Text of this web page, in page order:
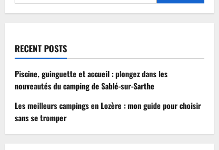
choisir
sans
RECENT POSTS
Piscine, guinguette et accueil : plongez dans les
nouveautés du camping de Sablé-sur-Sarthe
Les meilleurs campings en Lozère : mon guide pour choisir
sans se tromper